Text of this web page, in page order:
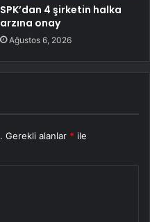
SPK’dan 4 şirketin halka
arzına onay
Ağustos 6, 2026
Gerekli alanlar * ile